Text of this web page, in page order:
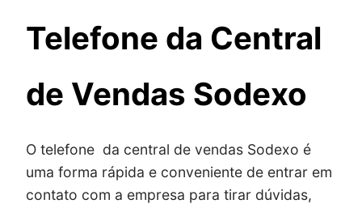
Telefone da Central
de Vendas Sodexo
O telefone da central de vendas Sodexo é
uma forma rápida e conveniente de entrar em
contato com a empresa para tirar dúvidas,